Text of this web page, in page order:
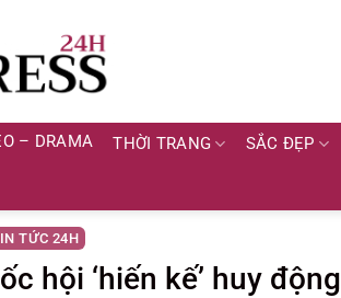
– DRAMA THỜI TRANG SẮC ĐẸP
TỨC 24H
hội ‘hiến kế’ huy